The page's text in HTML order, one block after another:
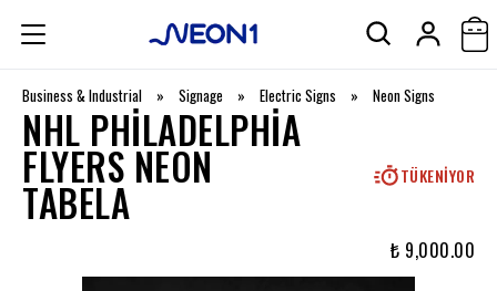
Business & Industrial » Signage » Electric Signs » Neon Signs
NHL PHILADELPHIA
FLYERS NEON
TABELA
TÜKENIYOR
₺ 9,000.00